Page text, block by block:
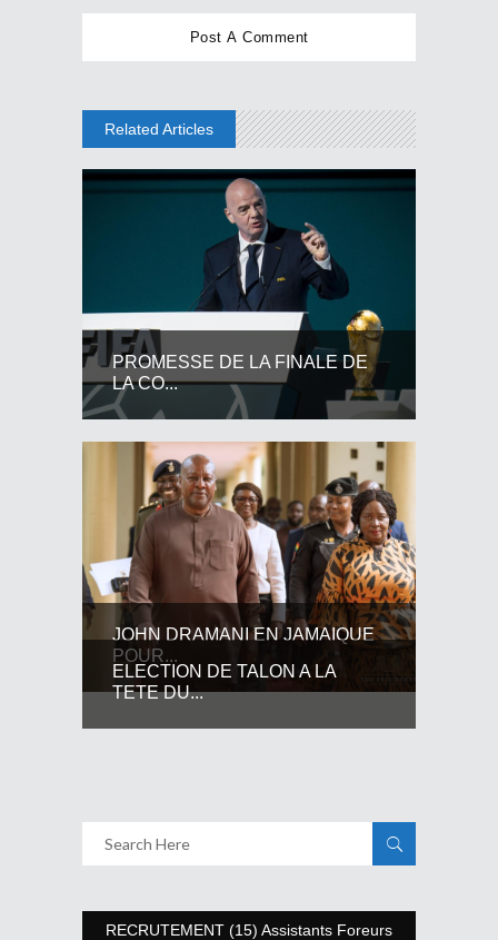
Related Articles
PROMESSE DE LA FINALE DE
LA CO...
JOHN DRAMANI EN JAMAIQUE
POUR...
ELECTION DE TALON A LA
TETE DU...
RECRUTEMENT (15) Assistants Foreurs